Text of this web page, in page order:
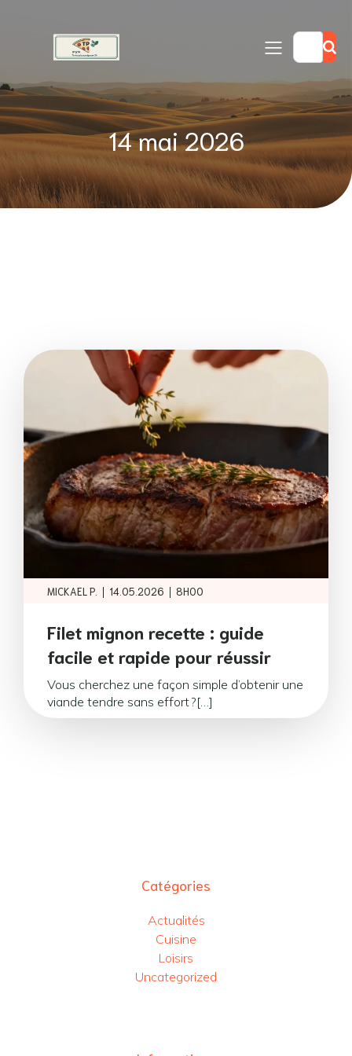
14 mai 2026
MICKAEL P. | 14.05.2026 | 8H00
Filet mignon recette : guide
facile et rapide pour réussir
Vous cherchez une façon simple d’obtenir une
viande tendre sans effort ?[…]
Catégories
Actualités
Cuisine
Loisirs
Uncategorized